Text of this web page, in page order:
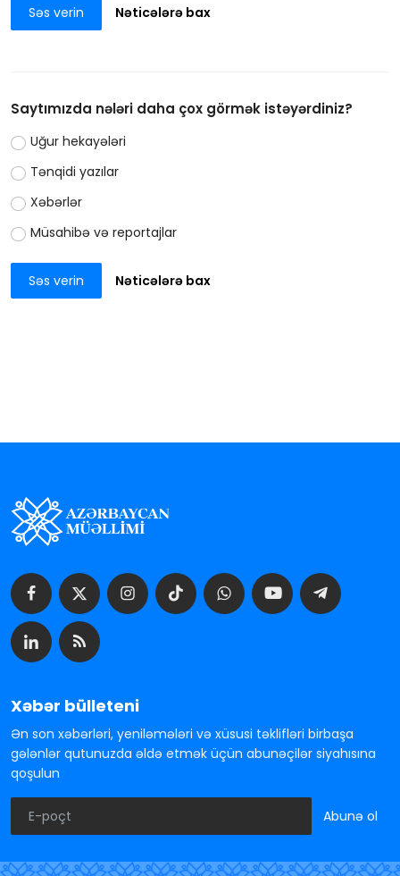
Səs verin Nəticələrə bax
Saytımızda nələri daha çox görmək istəyərdiniz?
Uğur hekayələri
Tənqidi yazılar
Xəbərlər
Müsahibə və reportajlar
Səs verin Nəticələrə bax
Xəbər bülleteni
Ən son xəbərləri, yeniləmələri və xüsusi təklifləri birbaşa
gələnlər qutunuzda əldə etmək üçün abunəçilər siyahısına
qoşulun
Abunə ol